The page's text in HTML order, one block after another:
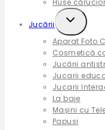
Huse cărucior
Jucării
Expand
menu
Aparat Foto
Cosmetică
Jucării
Jucarii
Jucarii
La baie
Mașini cu
Papusi